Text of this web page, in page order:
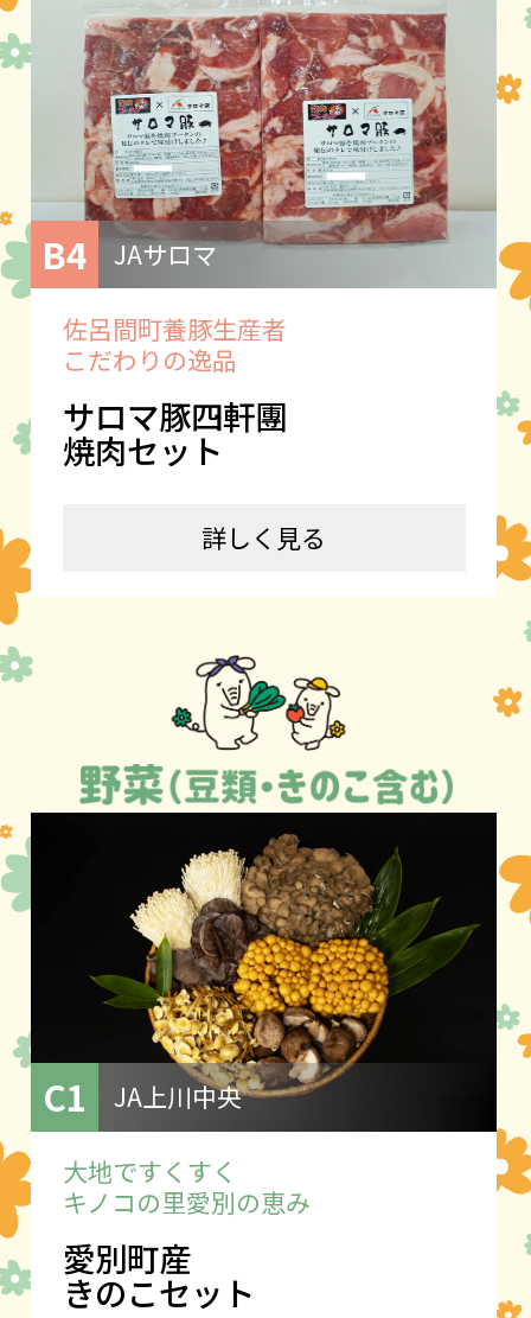
B4 JAサロマ
佐呂間町養豚生産者
こだわりの逸品
サロマ豚四軒團
焼肉セット
詳しく見る
C1 JA上川中央
大地ですくすく
キノコの里愛別の恵み
愛別町産
きのこセット